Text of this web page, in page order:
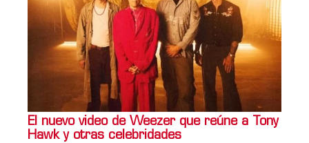
El nuevo video de Weezer que reúne a Tony
Hawk y otras celebridades